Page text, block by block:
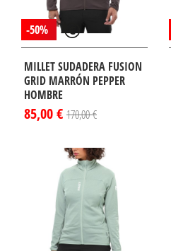
-50%
MILLET SUDADERA FUSION
GRID MARRÓN PEPPER
HOMBRE
85,00 € 170,00 €